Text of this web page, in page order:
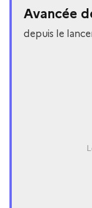
Avancée
depuis le